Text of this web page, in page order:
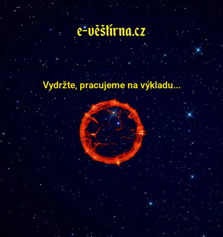
Vydržte, pracujeme na výkladu...